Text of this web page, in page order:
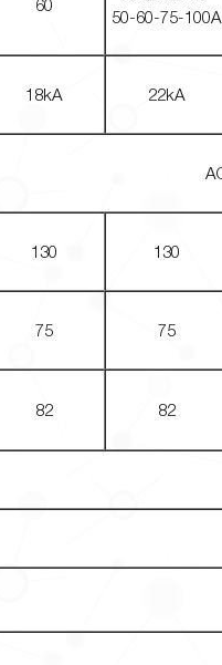
60
50-60-75-100A
18kA 22kA
130 130
75 75
82 82